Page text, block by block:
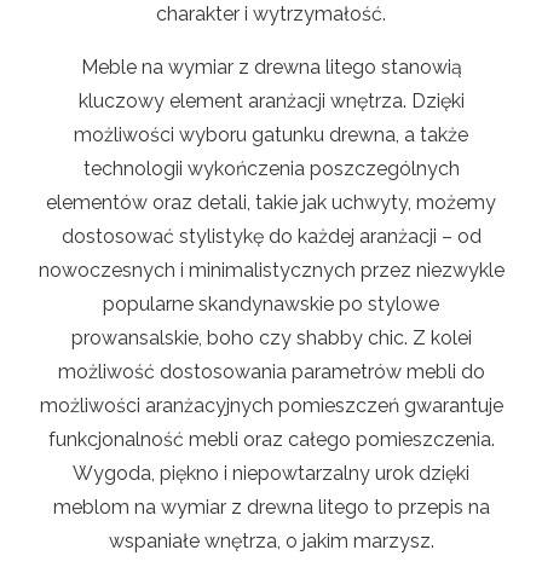
charakter i wytrzymałość.
Meble na wymiar z drewna litego stanowią
kluczowy element aranżacji wnętrza. Dzięki
możliwości wyboru gatunku drewna, a także
technologii wykończenia poszczególnych
elementów oraz detali, takie jak uchwyty, możemy
dostosować stylistykę do każdej aranżacji – od
nowoczesnych i minimalistycznych przez niezwykle
popularne skandynawskie po stylowe
prowansalskie, boho czy shabby chic. Z kolei
możliwość dostosowania parametrów mebli do
możliwości aranżacyjnych pomieszczeń gwarantuje
funkcjonalność mebli oraz całego pomieszczenia.
Wygoda, piękno i niepowtarzalny urok dzięki
meblom na wymiar z drewna litego to przepis na
wspaniałe wnętrza, o jakim marzysz.